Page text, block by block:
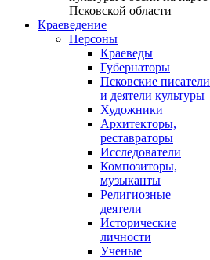
Псковской области
Краеведение
Персоны
Краеведы
Губернаторы
Псковские писатели
и деятели культуры
Художники
Архитекторы,
реставраторы
Исследователи
Композиторы,
музыканты
Религиозные
деятели
Исторические
личности
Ученые